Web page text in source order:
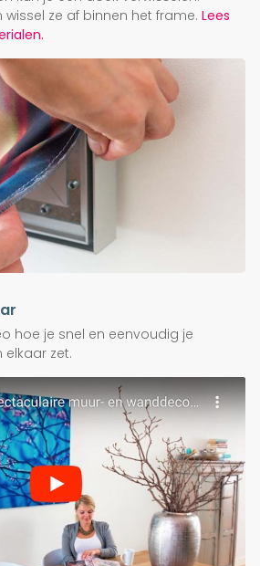
wissel ze af binnen het frame. Lees
hoe je snel en eenvoudig je
zet.